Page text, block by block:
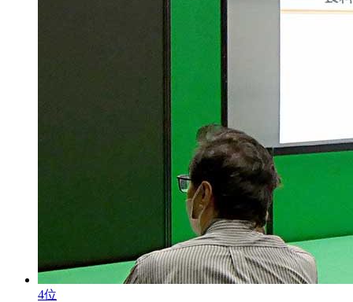
4位